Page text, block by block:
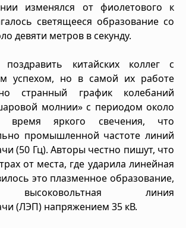
изменялся от фиолетового к
светящееся образование со
девяти метров в секунду.
китайских коллег с
успехом, но в самой их работе
странный график колебаний
молнии» с периодом около
яркого свечения, что
промышленной частоте линий
(50 Гц). Авторы честно пишут, что
от места, где ударила линейная
это плазменное образование,
высоковольтная линия
(ЛЭП) напряжением 35 кВ.